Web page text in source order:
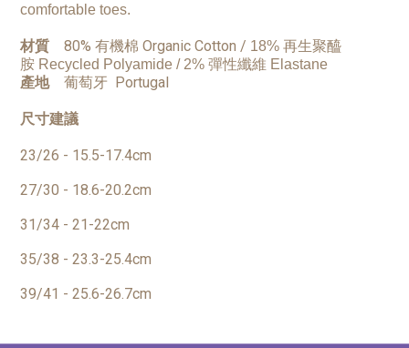
comfortable toes.
材質 80% 有機棉 Organic Cotton / 18% 再生聚醯
胺 Recycled Polyamide / 2% 彈性纖維 Elastane
產地葡萄牙 Portugal
尺寸建議
23/26 - 15.5-17.4cm
27/30 - 18.6-20.2cm
31/34 - 21-22cm
35/38 - 23.3-25.4cm
39/41 - 25.6-26.7cm